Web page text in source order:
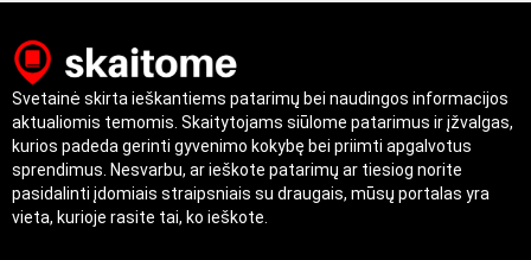
Svetainė skirta ieškantiems patarimų bei naudingos informacijos
aktualiomis temomis. Skaitytojams siūlome patarimus ir įžvalgas,
kurios padeda gerinti gyvenimo kokybę bei priimti apgalvotus
sprendimus. Nesvarbu, ar ieškote patarimų ar tiesiog norite
pasidalinti įdomiais straipsniais su draugais, mūsų portalas yra
vieta, kurioje rasite tai, ko ieškote.